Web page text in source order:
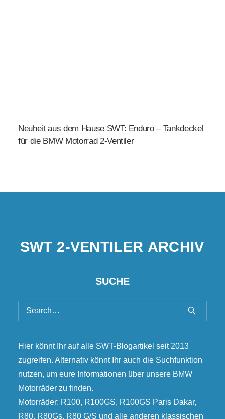
Neuheit aus dem Hause SWT: Enduro – Tankdeckel
für die BMW Motorrad 2-Ventiler
SWT 2-VENTILER ARCHIV
SUCHE
Hier könnt Ihr auf alle SWT-Blogartikel seit 2013
zugreifen. Alternativ könnt Ihr auch die Suchfunktion
nutzen, um eure Informationen über unsere BMW
Motorräder zu finden.
Motorräder: R100, R100GS, R100GS Paris Dakar,
R80, R80Gs, R80 G/S und alle anderen klassischen